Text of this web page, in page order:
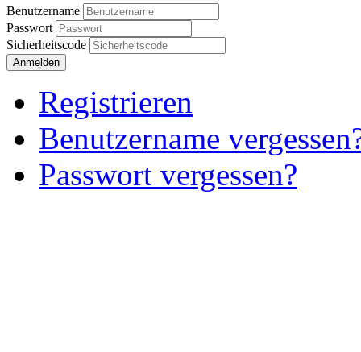
Benutzername
Passwort
Sicherheitscode
Anmelden
Registrieren
Benutzername
Passwort vergessen?